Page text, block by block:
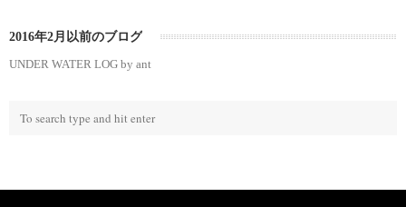
2016年2月以前のブログ
UNDER WATER LOG by ant